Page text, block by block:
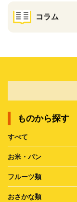
コラム
ものから探す
すべて
お米・パン
フルーツ類
おさかな類